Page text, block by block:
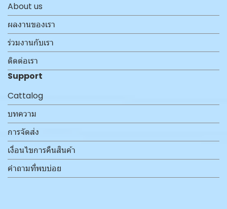
About us
ผลงานของเรา
ร่วมงานกับเรา
ติดต่อเรา
Support
Cattalog
บทความ
การจัดส่ง
เงื่อนไขการคืนสินค้า
คำถามที่พบบ่อย